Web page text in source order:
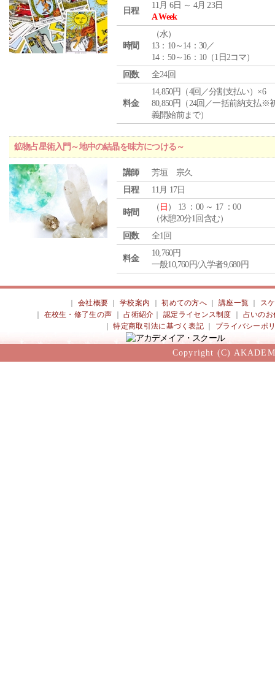
日程
11月 6日 ～ 4月 23日
A Week
時間
（水）
13：10～14：30／
14：50～16：10（1日2コマ）
回数
全24回
料金
14,850円（4回／分割支払い）×6
80,850円（24回／一括前納支払※
義開始前まで）
鉱物占星術入門～地中の結晶を味方につける～
講師
芳垣 宗久
日程
11月 17日
時間
（ 日 ） 13 ：00 ～ 17 ：00
（休憩20分1回含む）
回数
全1回
料金
10,760円
一般10,760円/入学者9,680円
会社概要 ｜学校案内 ｜初めての方へ 講座一覧
ス
在校生・修了生の声 ｜占術紹介 ｜認定ライセンス制度
占いのお
｜特定商取引法に基づく表記 プライバシーポ
Copyright (C)